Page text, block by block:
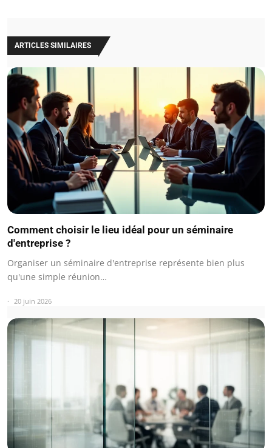
ARTICLES SIMILAIRES
Comment choisir le lieu idéal pour un séminaire
d'entreprise ?
Organiser un séminaire d'entreprise représente bien plus
qu'une simple réunion…
20 juin 2026